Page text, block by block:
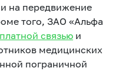
на передвижение
того, ЗАО «Альфа
связью и
медицинских
пограничной